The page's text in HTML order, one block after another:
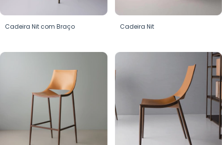
Cadeira Nit com Braço Cadeira Nit